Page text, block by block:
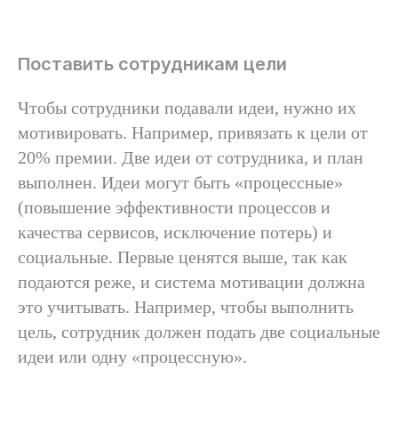
Поставить сотрудникам цели
Чтобы сотрудники подавали идеи, нужно их
мотивировать. Например, привязать к цели от
20% премии. Две идеи от сотрудника, и план
выполнен. Идеи могут быть «процессные»
(повышение эффективности процессов и
качества сервисов, исключение потерь) и
социальные. Первые ценятся выше, так как
подаются реже, и система мотивации должна
это учитывать. Например, чтобы выполнить
цель, сотрудник должен подать две социальные
идеи или одну «процессную».